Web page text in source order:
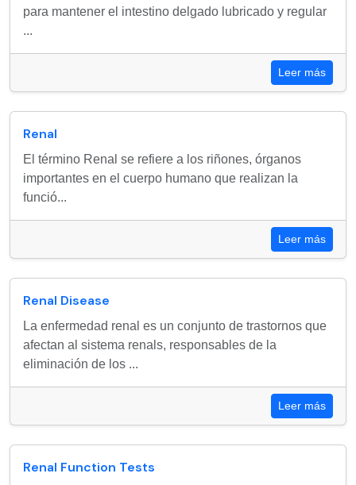
para mantener el intestino delgado lubricado y regular
...
Leer más
Renal
El término Renal se refiere a los riñones, órganos
importantes en el cuerpo humano que realizan la
funció...
Leer más
Renal Disease
La enfermedad renal es un conjunto de trastornos que
afectan al sistema renals, responsables de la
eliminación de los ...
Leer más
Renal Function Tests